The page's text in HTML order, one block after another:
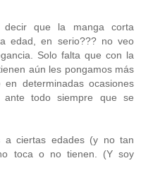
que la manga corta
edad, en serio??? no veo
Solo falta que con la
aún les pongamos más
determinadas ocasiones
ante todo siempre que se
a ciertas edades (y no tan
toca o no tienen. (Y soy